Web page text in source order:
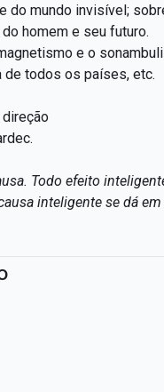
mundo invisível;
homem e seu futuro.
e o
de todos os países, etc.
Todo efeito
inteligente se dá